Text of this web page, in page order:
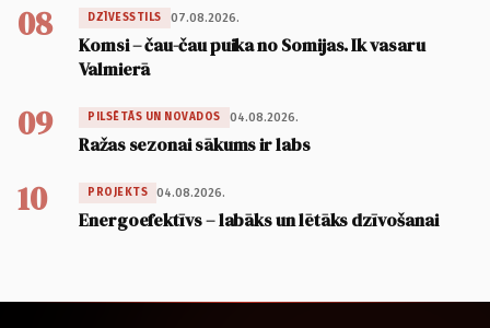
08 DZĪVESSTILS 07.08.2026.
Komsi – čau-čau puika no Somijas. Ik vasaru
Valmierā
09 PILSĒTĀS UN NOVADOS 04.08.2026.
Ražas sezonai sākums ir labs
10 PROJEKTS 04.08.2026.
Energoefektīvs – labāks un lētāks dzīvošanai